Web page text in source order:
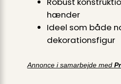
hænder
Ideel som både
dekorationsfigur
Annonce i samarbejde med